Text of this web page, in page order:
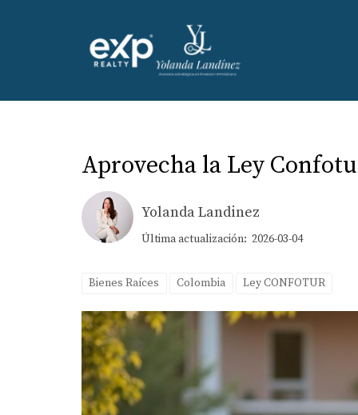
Aprovecha la Ley
Yolanda Landinez
Última actualización: 2026-03-04
Bienes Raíces Colombia Ley CONFOTUR